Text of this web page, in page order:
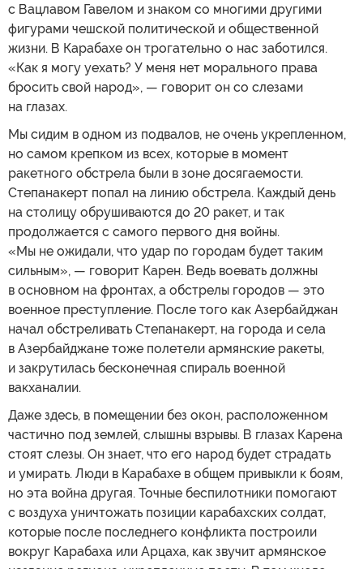
с Вацлавом Гавелом и знаком со многими другими
фигурами чешской политической и общественной
жизни. В Карабахе он трогательно о нас заботился.
«Как я могу уехать? У меня нет морального права
бросить свой народ», — говорит он со слезами
на глазах.
Мы сидим в одном из подвалов, не очень укрепленном,
но самом крепком из всех, которые в момент
ракетного обстрела были в зоне досягаемости.
Степанакерт попал на линию обстрела. Каждый день
на столицу обрушиваются до 20 ракет, и так
продолжается с самого первого дня войны.
«Мы не ожидали, что удар по городам будет таким
сильным», — говорит Карен. Ведь воевать должны
в основном на фронтах, а обстрелы городов — это
военное преступление. После того как Азербайджан
начал обстреливать Степанакерт, на города и села
в Азербайджане тоже полетели армянские ракеты,
и закрутилась бесконечная спираль военной
вакханалии.
Даже здесь, в помещении без окон, расположенном
частично под землей, слышны взрывы. В глазах Карена
стоят слезы. Он знает, что его народ будет страдать
и умирать. Люди в Карабахе в общем привыкли к боям,
но эта война другая. Точные беспилотники помогают
с воздуха уничтожать позиции карабахских солдат,
которые после последнего конфликта построили
вокруг Карабаха или Арцаха, как звучит армянское